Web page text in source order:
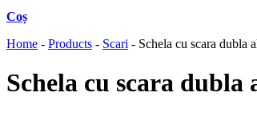
Coș
Home - Products - Scari - Schela cu scara
Schela cu scara